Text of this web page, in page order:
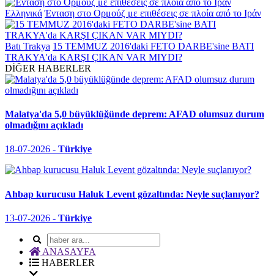
Ελληνικά Ένταση στο Ορμούζ με επιθέσεις σε πλοία από το Ιράν
Batı Trakya 15 TEMMUZ 2016'daki FETO DARBE'sine BATI
TRAKYA'da KARŞI ÇIKAN VAR MIYDI?
DİĞER HABERLER
Malatya'da 5,0 büyüklüğünde deprem: AFAD olumsuz durum
olmadığını açıkladı
18-07-2026 - Türkiye
Ahbap kurucusu Haluk Levent gözaltında: Neyle suçlanıyor?
13-07-2026 - Türkiye
ANASAYFA
HABERLER